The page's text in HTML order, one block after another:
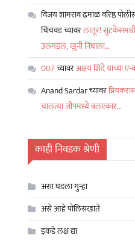
विजय शामराव ढमाळ वरिष्ठ
चिंचवडच्यावरलातूर!
उलगडलं, खुनी निघाला…
007च्यावरअक्षय शिंदे याच्या
Anand Sardarच्यावर
चालत्या जीपमध्ये बलात्कार…
काही निवडक श्रेणी
असा घडला गुन्हा
असे आहे पोलिसखाते
इकडे लक्ष द्या